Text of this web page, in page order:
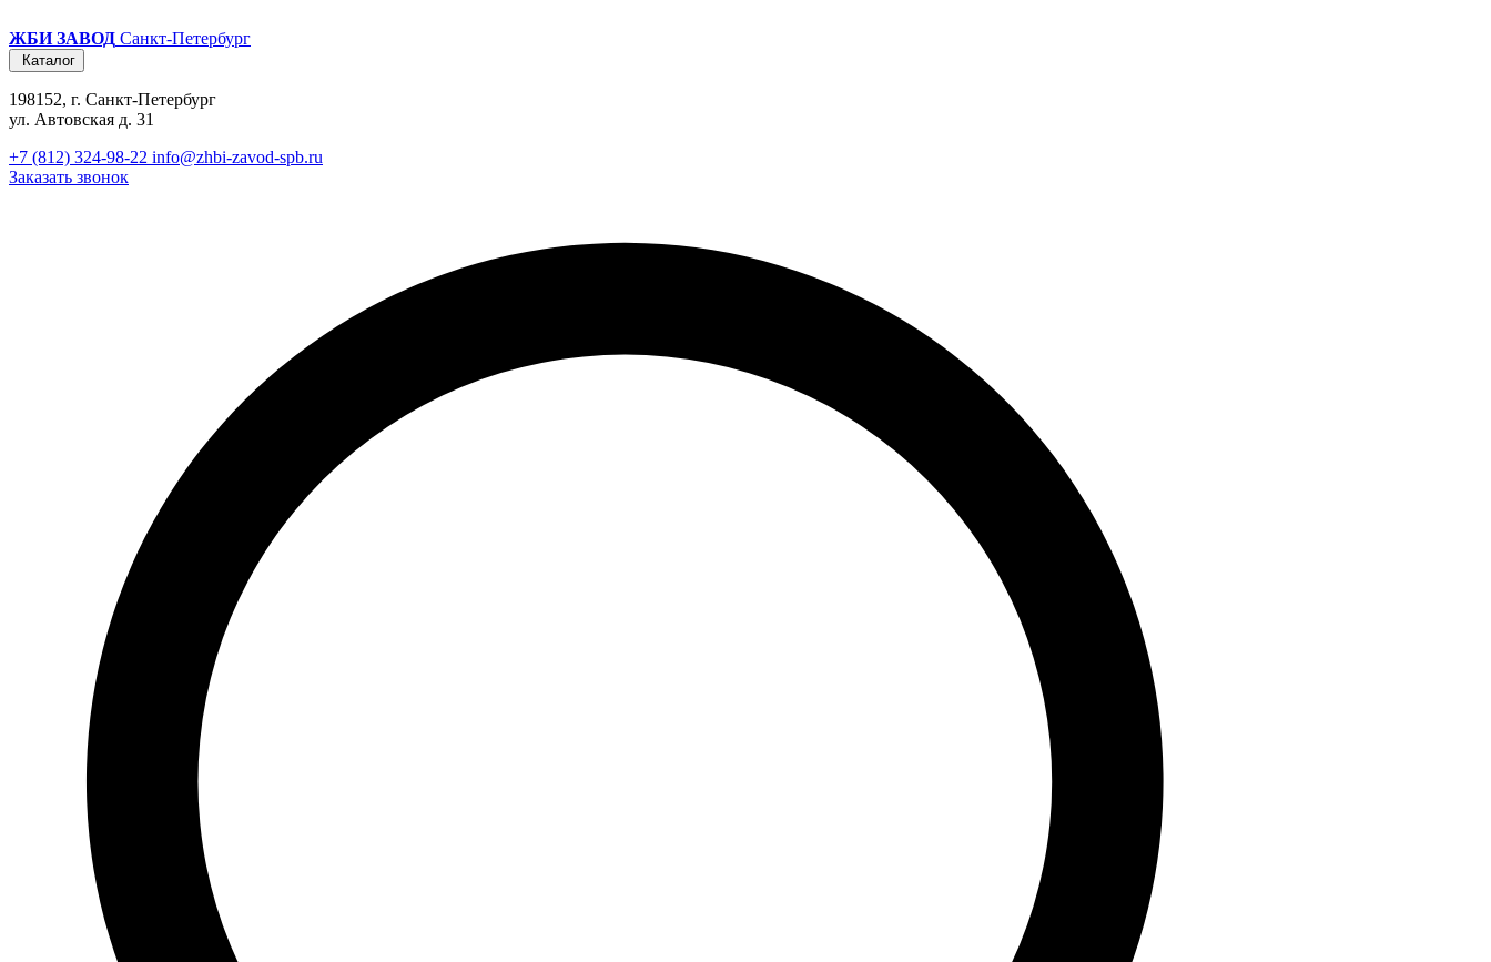
ЖБИ ЗАВОД Санкт-Петербург
Каталог
198152, г. Санкт-Петербург
ул. Автовская д. 31
+7 (812) 324-98-22 info@zhbi-zavod-spb.ru
Заказать звонок